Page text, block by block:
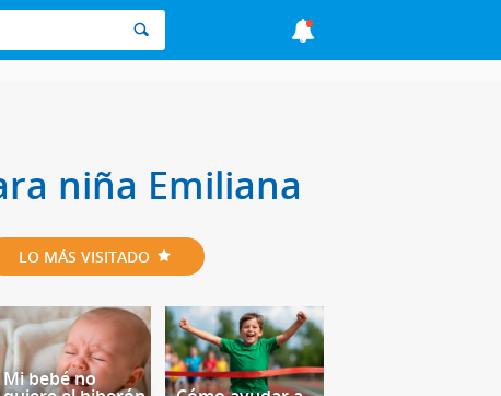
niña Emiliana
LO MÁS VISITADO
Mi bebé no